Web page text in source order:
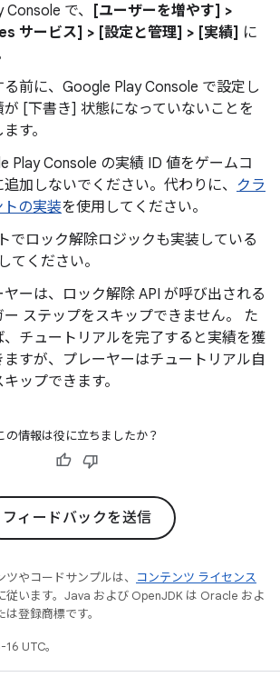
で、
[ユーザーを増やす] >
サービス] > [設定と管理] > [実績] に
る前に、Google Play Console で設定し
が [下書き] 状態になっていないことを
す。
Play Console の実績 ID 値をゲームコ
追加しないでください。代わりに、 クラ
トの実装を使用してください。
でロック解除ロジックも実装している
てください。
ヤーは、ロック解除 API が呼び出される
ー ステップをスキップできません。 た
、チュートリアルを完了すると実績を獲
ますが、プレーヤーはチュートリアル自
ップできます。
の情報は役に立ちましたか？
フィードバックを送信
やコードサンプルは、
コンテンツ ライセンス
従います。Java および OpenJDK は Oracle およ
登録商標です。
UTC。